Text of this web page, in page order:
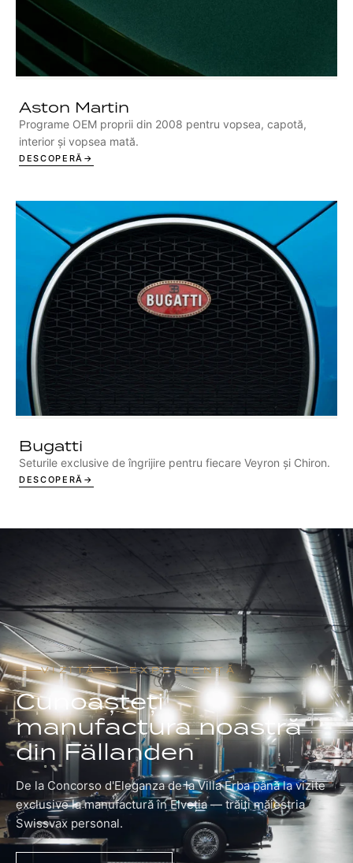
Aston Martin
Programe OEM proprii din 2008 pentru vopsea, capotă,
interior și vopsea mată.
DESCOPERĂ
Bugatti
Seturile exclusive de îngrijire pentru fiecare Veyron și Chiron.
DESCOPERĂ
VIZITĂ ȘI EXPERIENȚĂ
Cunoașteți
manufactura noastră
din Fällanden
De la Concorso d'Eleganza de la Villa Erba până la vizite
exclusive la manufactură în Elveția — trăiți măiestria
Swissvax personal.